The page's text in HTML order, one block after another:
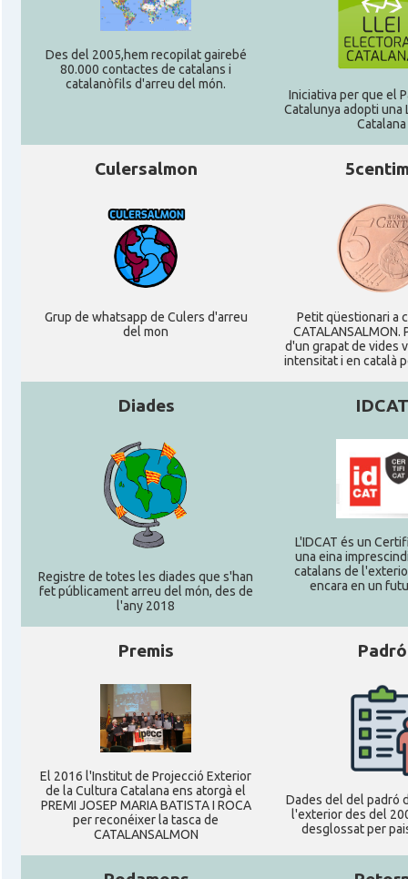
Catalanets E.V.
Centre Català de Munic
Casal Centre Cultural Català de Colònia
Katalanischer Salon, e. V.
Oficina Exterior de Catalunya a
Delegació del Govern a Alemanya
Consolat general a Dusseldorf
Consolat Consolat general a Frankfurt am
Consolat general a Hamburg
Consolat Consolat general a Munich
Consolat Consolat general a Stuttgart
* + ambaixades i consolats
Des del 2005,hem recopilat gairebé
80.000 contactes de catalans i
catalanòfils d'arreu del món.
Iniciativa per que el
Catalunya adopti una
Catalana
Culersalmon
Grup de whatsapp de Culers d'arreu
del mon
Petit qüestionari a
CATALANSALMON.
d'un grapat de vides
intensitat i en català
Diades
Registre de totes les diades que s'han
fet públicament arreu del món, des de
l'any 2018
IDCAT
L'IDCAT és un
una eina
catalans de
encara en un
Premis
El 2016 l'Institut de Projecció Exterior
de la Cultura Catalana ens atorgà el
PREMI JOSEP MARIA BATISTA I ROCA
per reconéixer la tasca de
CATALANSALMON
Padró
Dades del del padró
l'exterior des del
desglossat per